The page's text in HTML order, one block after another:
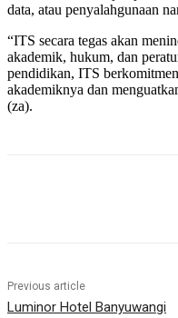
data, atau penyalahgunaan
“ITS secara tegas akan
akademik, hukum, dan
pendidikan, ITS
akademiknya dan
(za).
Previous article
Luminor Hotel Banyuwangi